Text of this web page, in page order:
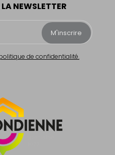
NEWSLETTER
M'inscrire
de confidentialité.